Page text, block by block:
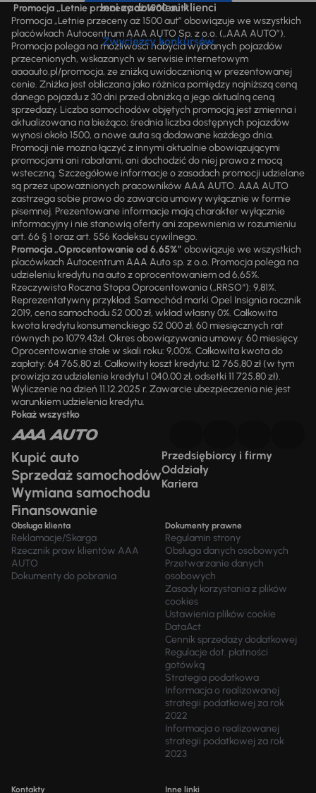
Inni zadowoleni klienci
Zwycięzcy konkursów
Promocja „Letnie przeceny aż 1500 aut”
Promocja „Letnie przeceny aż 1500 aut” obowiązuje we wszystkich
placówkach Autocentrum AAA AUTO Sp. z o.o. („AAA AUTO”).
Promocja polega na możliwości nabycia wybranych pojazdów
przecenionych, wskazanych w serwisie internetowym
aaaauto.pl/promocja, ze zniżką uwidocznioną w prezentowanej
cenie. Zniżka jest obliczana jako różnica pomiędzy najniższą ceną
danego pojazdu z 30 dni przed obniżką a jego aktualną ceną
sprzedaży. Liczba samochodów objętych promocją jest zmienna i
aktualizowana na bieżąco; średnia liczba dostępnych pojazdów
wynosi około 1500, a nowe auta są dodawane każdego dnia.
Promocji nie można łączyć z innymi aktualnie obowiązującymi
promocjami ani rabatami, ani dochodzić do niej prawa z mocą
wsteczną. Szczegółowe informacje o zasadach promocji udzielane
są przez upoważnionych pracowników AAA AUTO. AAA AUTO
zastrzega sobie prawo do zawarcia umowy wyłącznie w formie
pisemnej. Prezentowane informacje mają charakter wyłącznie
informacyjny i nie stanowią oferty ani zapewnienia w rozumieniu
art. 66 § 1 oraz art. 556 Kodeksu cywilnego.
Promocja „Oprocentowanie od 6,65%” obowiązuje we wszystkich
placówkach Autocentrum AAA Auto sp. z o.o. Promocja polega na
udzieleniu kredytu na auto z oprocentowaniem od 6,65%.
Rzeczywista Roczna Stopa Oprocentowania („RRSO“): 9,81%.
Reprezentatywny przykład: Samochód marki Opel Insignia rocznik
2019, cena samochodu 52 000 zł, wkład własny 0%. Całkowita
kwota kredytu konsumenckiego 52 000 zł, 60 miesięcznych rat
równych po 1079,43zł. Okres obowiązywania umowy: 60 miesięcy.
Oprocentowanie stałe w skali roku: 9,00%. Całkowita kwota do
zapłaty: 64 765,80 zł. Całkowity koszt kredytu: 12 765,80 zł (w tym
prowizja za udzielenie kredytu 1 040,00 zł, odsetki 11 725,80 zł).
Wyliczenie na dzień 11.12.2025 r. Zawarcie ubezpieczenia nie jest
warunkiem udzielenia kredytu.
Pokaż wszystko
Kupić auto
Sprzedaż samochodów
Wymiana samochodu
Finansowanie
Przedsiębiorcy i firmy
Oddziały
Kariera
Obsługa klienta
Reklamacje/Skarga
Rzecznik praw klientów AAA
AUTO
Dokumenty do pobrania
Dokumenty prawne
Regulamin strony
Obsługa danych osobowych
Przetwarzanie danych
osobowych
Zasady korzystania z plików
cookies
Ustawienia plików cookie
DataAct
Cennik sprzedaży dodatkowej
Regulacje dot. płatności
gotówką
Strategia podatkowa
Informacja o realizowanej
strategii podatkowej za rok
2022
Informacja o realizowanej
strategii podatkowej za rok
2023
Kontakty Inne linki